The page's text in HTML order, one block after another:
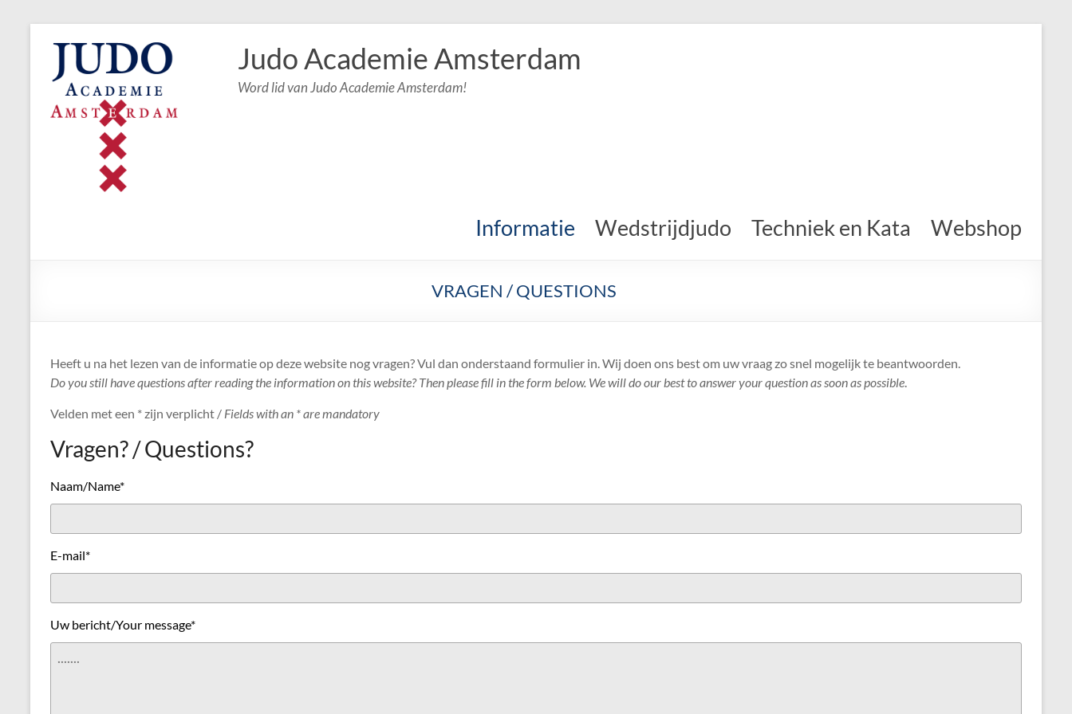
Judo Academie Amsterdam
Word lid van Judo Academie Amsterdam!
Informatie Wedstrijdjudo Techniek en Kata Webshop
VRAGEN / QUESTIONS
Heeft u na het lezen van de informatie op deze website nog vragen? Vul dan onderstaand formulier in. Wij doen ons best om uw vraag zo snel mogelijk te beantwoorden.
Do you still have questions after reading the information on this website? Then please fill in the form below. We will do our best to answer your question as soon as possible.
Velden met een * zijn verplicht / Fields with an * are mandatory
Vragen? / Questions?
Naam/Name*
E-mail*
Uw bericht/Your message*